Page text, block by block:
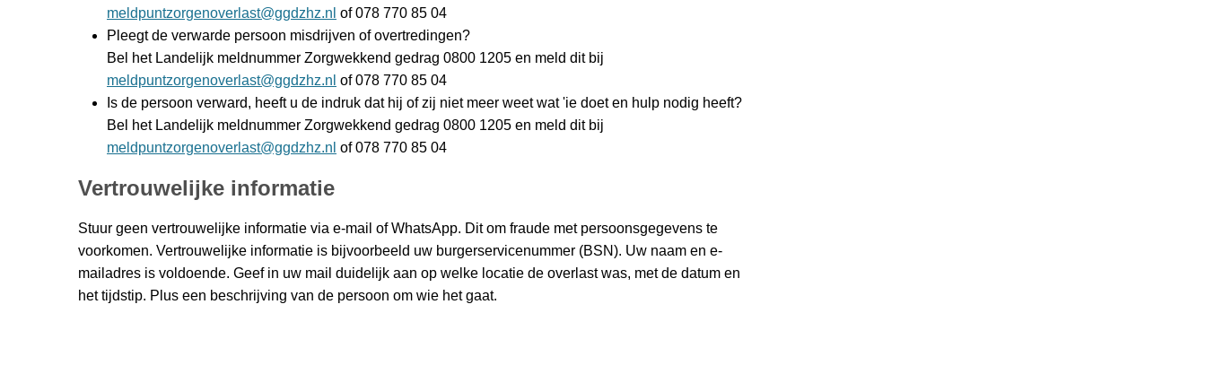
meldpuntzorgenoverlast@ggdzhz.nl of 078 770 85 04
Pleegt de verwarde persoon misdrijven of overtredingen?
Bel het Landelijk meldnummer Zorgwekkend gedrag 0800 1205 en meld dit bij
meldpuntzorgenoverlast@ggdzhz.nl of 078 770 85 04
Is de persoon verward, heeft u de indruk dat hij of zij niet meer weet wat 'ie doet en hulp nodig heeft?
Bel het Landelijk meldnummer Zorgwekkend gedrag 0800 1205 en meld dit bij
meldpuntzorgenoverlast@ggdzhz.nl of 078 770 85 04
Vertrouwelijke informatie
Stuur geen vertrouwelijke informatie via e-mail of WhatsApp. Dit om fraude met persoonsgegevens te
voorkomen. Vertrouwelijke informatie is bijvoorbeeld uw burgerservicenummer (BSN). Uw naam en e-
mailadres is voldoende. Geef in uw mail duidelijk aan op welke locatie de overlast was, met de datum en
het tijdstip. Plus een beschrijving van de persoon om wie het gaat.